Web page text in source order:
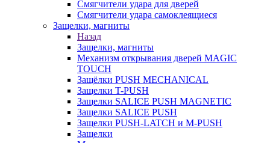
Смягчители удара для дверей
Cмягчители удара самоклеящиеся
Защелки, магниты
Назад
Защелки, магниты
Механизм открывания дверей MAGIC
TOUCH
Защёлки PUSH MECHANICAL
Защелки T-PUSH
Защелки SALICE PUSH MAGNETIC
Защелки SALICE PUSH
Защелки PUSH-LATCH и M-PUSH
Защелки